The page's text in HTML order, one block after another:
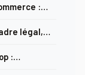
:
légal,
: